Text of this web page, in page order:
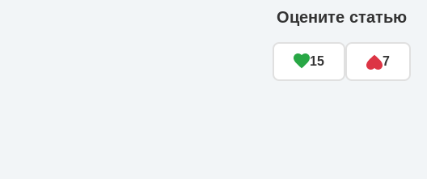
Оцените статью
15 7